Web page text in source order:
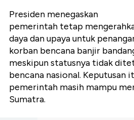
Presiden menegaskan
pemerintah tetap
daya dan upaya untuk
korban bencana banjir
meskipun statusnya tidak
bencana nasional. Keputusan
pemerintah masih mampu
Sumatra.